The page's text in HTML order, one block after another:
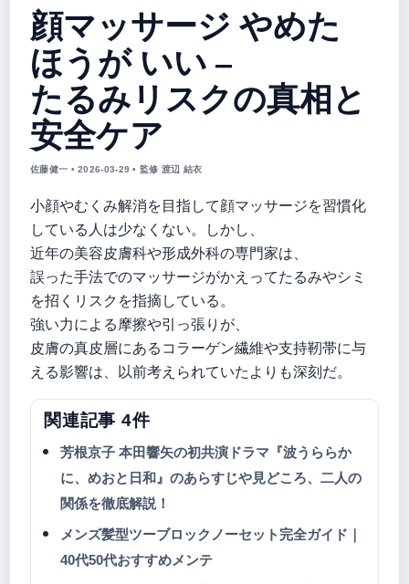
顔マッサージ やめた
ほうが いい –
たるみリスクの真相と
安全ケア
佐藤健一 • 2026-03-29 • 監修 渡辺 結衣
小顔やむくみ解消を目指して顔マッサージを習慣化
している人は少なくない。しかし、
近年の美容皮膚科や形成外科の専門家は、
誤った手法でのマッサージがかえってたるみやシミ
を招くリスクを指摘している。
強い力による摩擦や引っ張りが、
皮膚の真皮層にあるコラーゲン繊維や支持靭帯に与
える影響は、以前考えられていたよりも深刻だ。
関連記事 4件
芳根京子 本田響矢の初共演ドラマ『波うららか
に、めおと日和』のあらすじや見どころ、二人の
関係を徹底解説！
メンズ髪型ツーブロックノーセット完全ガイド｜
40代50代おすすめメンテ